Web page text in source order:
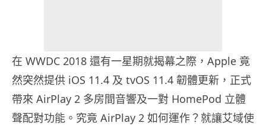
在 WWDC 2018 還有一星期就揭幕之際，Apple 竟
然突然提供 iOS 11.4 及 tvOS 11.4 韌體更新，正式
帶來 AirPlay 2 多房間音響及一對 HomePod 立體
聲配對功能。究竟 AirPlay 2 如何運作？就讓艾域使